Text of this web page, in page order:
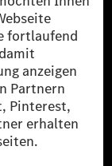
oder nicht
durch
MB.CHARGE
an der jeweiligen
vorliegt,
Diese stellen
eine äquivalente
eingespeist wird.